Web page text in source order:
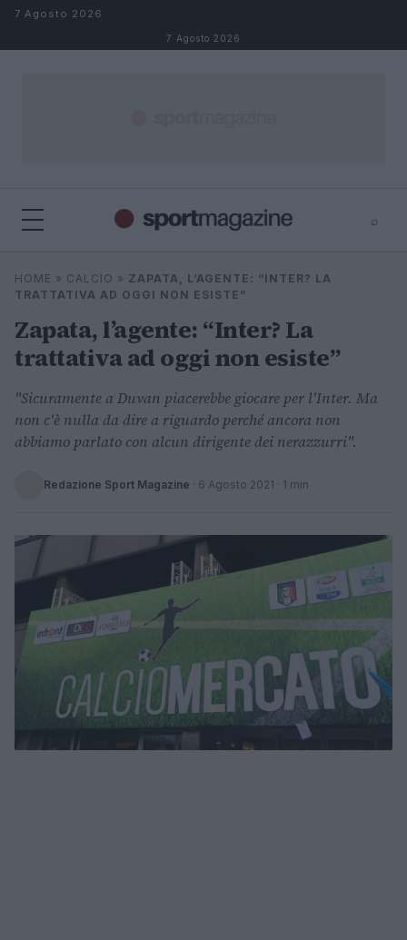
Salta al contenuto
7 Agosto 2026
7 Agosto 2026
⌕
Cerca
HOME » CALCIO » ZAPATA, L’AGENTE: “INTER? LA
TRATTATIVA AD OGGI NON ESISTE”
Zapata, l’agente: “Inter? La
trattativa ad oggi non esiste”
"Sicuramente a Duvan piacerebbe giocare per l'Inter. Ma
non c'è nulla da dire a riguardo perché ancora non
abbiamo parlato con alcun dirigente dei nerazzurri".
Redazione Sport Magazine · 6 Agosto 2021 · 1 min